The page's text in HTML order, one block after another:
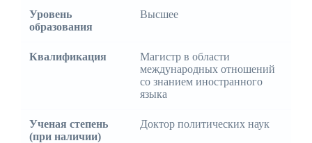
Уровень
образования
Высшее
Квалификация
Магистр в области
международных отношений
со знанием иностранного
языка
Ученая степень
(при наличии)
Доктор политических наук